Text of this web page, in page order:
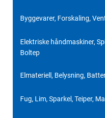
Byggevarer, Forskaling,
Elektriske håndmaskiner,
Boltep
Elmateriell, Belysning,
Fug, Lim, Sparkel, Teiper,